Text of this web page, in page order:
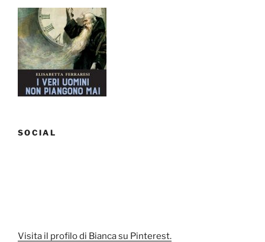
SOCIAL
Visita il profilo di Bianca su Pinterest.